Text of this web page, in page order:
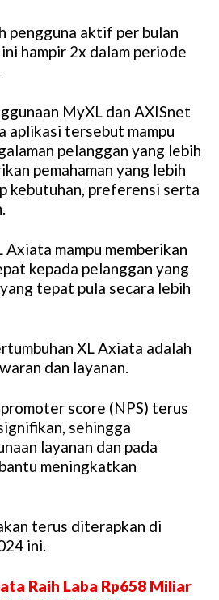
pengguna aktif per bulan
hampir 2x dalam periode
MyXL dan AXISnet
aplikasi tersebut mampu
pelanggan yang lebih
pemahaman yang lebih
kebutuhan, preferensi serta
Axiata mampu memberikan
kepada pelanggan yang
tepat pula secara lebih
XL Axiata adalah
dan layanan.
score (NPS) terus
sehingga
layanan dan pada
meningkatkan
terus diterapkan di
ini.
Raih Laba Rp658 Miliar